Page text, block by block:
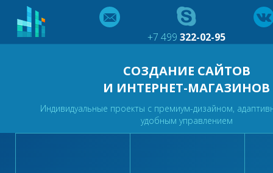
+7 499322-02-95
СОЗДАНИЕ САЙТОВ
И ИНТЕРНЕТ-МАГАЗИНОВ
Индивидуальные проекты с премиум-дизайном,
удобным управлением